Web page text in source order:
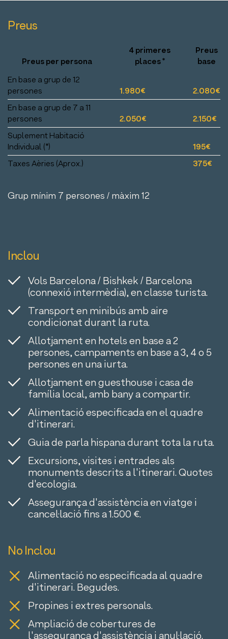
Preus
Preus per persona
4 primeres
places *
Preus
base
En base a grup de 12
persones
1.980€
2.080€
En base a grup de 7 a 11
persones
2.050€
2.150€
Suplement Habitació
Individual (*)
195€
Taxes Aèries (Aprox.)
375€
Grup mínim 7 persones / màxim 12
Inclou
Vols Barcelona / Bishkek / Barcelona
(connexió intermèdia), en classe turista.
Transport en minibús amb aire
condicionat durant la ruta.
Allotjament en hotels en base a 2
persones, campaments en base a 3, 4 o 5
persones en una iurta.
Allotjament en guesthouse i casa de
família local, amb bany a compartir.
Alimentació especificada en el quadre
d'itinerari.
Guia de parla hispana durant tota la ruta.
Excursions, visites i entrades als
monuments descrits a l'itinerari. Quotes
d'ecologia.
Assegurança d'assistència en viatge i
cancel·lació fins a 1.500 €.
No Inclou
Alimentació no especificada al quadre
d'itinerari. Begudes.
Propines i extres personals.
Ampliació de cobertures de
l'assegurança d'assistència i anul·lació.